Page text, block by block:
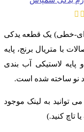
ای-خطی) یک قطعه یدکی
با متریال برنج، پایه
پایه لاستیکی آب بندی
نو ساخته شده است.
به لینک موجود
تاچ کنید.)